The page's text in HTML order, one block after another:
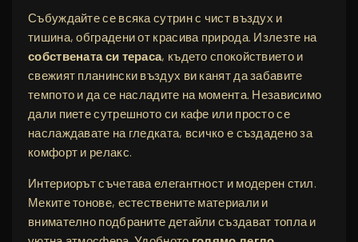
Събуждайте се всяка сутрин с чист въздух и
тишина, обградени от красива природа. Излезте на
собствената си тераса, където спокойствието и
свежият планински въздух ви канят да забавите
темпото и да се насладите на момента. Независимо
дали пиете сутрешното си кафе или просто се
наслаждавате на гледката, всичко е създадено за
комфорт и релакс.
Интериорът съчетава елегантност и модерен стил.
Меките тонове, естествените материали и
внимателно подбраните детайли създават топла и